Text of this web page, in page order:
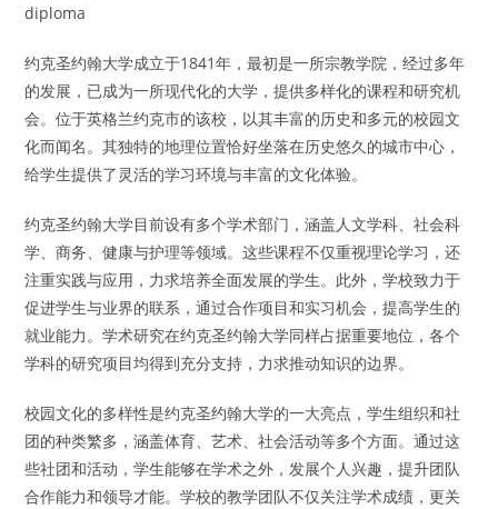
diploma
约克圣约翰大学成立于1841年，最初是一所宗教学院，经过多年
的发展，已成为一所现代化的大学，提供多样化的课程和研究机
会。位于英格兰约克市的该校，以其丰富的历史和多元的校园文
化而闻名。其独特的地理位置恰好坐落在历史悠久的城市中心，
给学生提供了灵活的学习环境与丰富的文化体验。
约克圣约翰大学目前设有多个学术部门，涵盖人文学科、社会科
学、商务、健康与护理等领域。这些课程不仅重视理论学习，还
注重实践与应用，力求培养全面发展的学生。此外，学校致力于
促进学生与业界的联系，通过合作项目和实习机会，提高学生的
就业能力。学术研究在约克圣约翰大学同样占据重要地位，各个
学科的研究项目均得到充分支持，力求推动知识的边界。
校园文化的多样性是约克圣约翰大学的一大亮点，学生组织和社
团的种类繁多，涵盖体育、艺术、社会活动等多个方面。通过这
些社团和活动，学生能够在学术之外，发展个人兴趣，提升团队
合作能力和领导才能。学校的教学团队不仅关注学术成绩，更关